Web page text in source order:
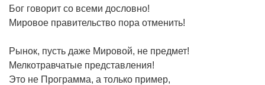
Бог говорит со всеми дословно!
Мировое правительство пора отменить!
Рынок, пусть даже Мировой, не предмет!
Мелкотравчатые представления!
Это не Программа, а только пример,